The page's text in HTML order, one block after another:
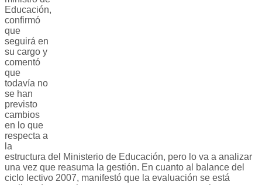
Educación,
confirmó
que
seguirá en
su cargo y
comentó
que
todavía no
se han
previsto
cambios
en lo que
respecta a
la
estructura del Ministerio de Educación, pero lo va a analizar
una vez que reasuma la gestión. En cuanto al balance del
ciclo lectivo 2007, manifestó que la evaluación se está